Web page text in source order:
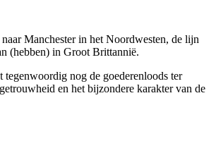
Manchester in het Noordwesten, de lijn
(hebben) in Groot Brittannië.
nog de goederenloods ter
en het bijzondere karakter van de